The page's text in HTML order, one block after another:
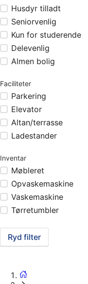
Husdyr tilladt
Seniorvenlig
Kun for studerende
Delevenlig
Almen bolig
Faciliteter
Parkering
Elevator
Altan/terrasse
Ladestander
Inventar
Møbleret
Opvaskemaskine
Vaskemaskine
Tørretumbler
Ryd filter